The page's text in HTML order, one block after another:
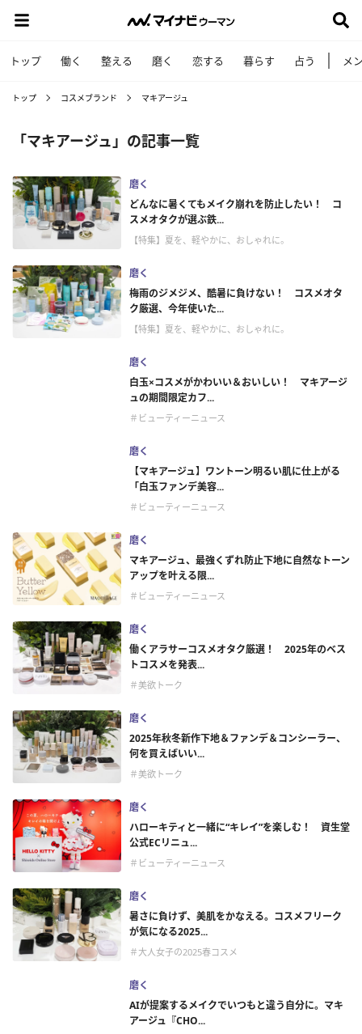
トップ 働く 整える 磨く 恋する 暮らす 占う メ
トップ コスメブランド マキアージュ
「マキアージュ」の記事一覧
磨く
どんなに暑くてもメイク崩れを防止したい！ コ
スメオタクが選ぶ鉄...
【特集】夏を、軽やかに、おしゃれに。
磨く
梅雨のジメジメ、酷暑に負けない！ コスメオタ
ク厳選、今年使いた...
【特集】夏を、軽やかに、おしゃれに。
磨く
白玉×コスメがかわいい＆おいしい！ マキアージ
ュの期間限定カフ...
＃ビューティーニュース
磨く
【マキアージュ】ワントーン明るい肌に仕上がる
「白玉ファンデ美容...
＃ビューティーニュース
磨く
マキアージュ、最強くずれ防止下地に自然なトーン
アップを叶える限...
＃ビューティーニュース
磨く
働くアラサーコスメオタク厳選！ 2025年のベス
トコスメを発表...
＃美欲トーク
磨く
2025年秋冬新作下地＆ファンデ＆コンシーラー、
何を買えばいい...
＃美欲トーク
磨く
ハローキティと一緒に“キレイ”を楽しむ！ 資生堂
公式ECリニュ...
＃ビューティーニュース
磨く
暑さに負けず、美肌をかなえる。コスメフリーク
が気になる2025...
＃大人女子の2025春コスメ
磨く
AIが提案するメイクでいつもと違う自分に。マキ
アージュ『CHO...